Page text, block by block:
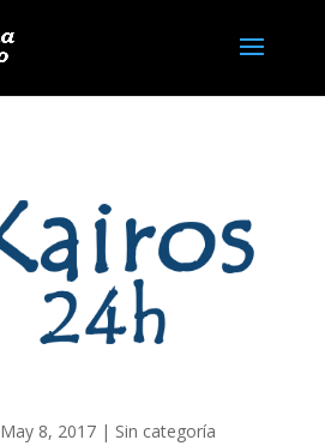
May 8, 2017| Sin categoría